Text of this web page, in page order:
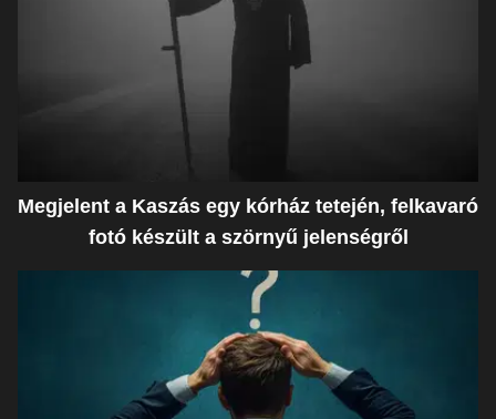
Megjelent a Kaszás egy kórház tetején, felkavaró
fotó készült a szörnyű jelenségről